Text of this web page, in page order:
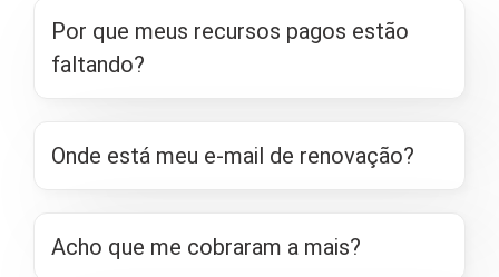
Por que meus recursos pagos estão
faltando?
Onde está meu e-mail de renovação?
Acho que me cobraram a mais?